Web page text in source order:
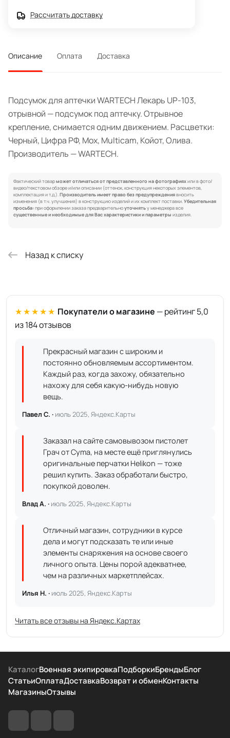
Рассчитать доставку
Описание Оплата Доставка
Подсумок для аптечки WARTECH Лекарь UP-103,
отрывной — подсумок под аптечку. Отрывное
крепление, снимается одним движением. Расцветки:
Черный, Цифра РФ, Мох, Multicam, Койот, Олива.
Производитель — WARTECH.
Фактический товарможет отличаться от представленного на фотографияхили в фото/
видео/текстовом обзоре и/или описании (оттенок, конструкция некоторых элементов,
комплектация и т.д.).Производитель имеет право без предупреждениявносить
изменения (в т.ч. улучшения) в конструкцию изделий и их комплект поставки.Убедительная
просьба: при оформлении заказа предварительноуточнятьу менеджера все
существенные и необходимые для Вас характеристики и параметры изделия.
Назад к списку
★★★★★ Покупатели о магазине — рейтинг 5,0
из 184 отзывов
Прекрасный магазин с широким и
постоянно обновляемым ассортиментом.
Каждый раз, когда захожу, обязательно
нахожу для себя какую-нибудь новую
вещь.
Павел С. · июль 2025, Яндекс.Карты
Заказал на сайте самовывозом пистолет
Грач от Cyma, на месте ещё приглянулись
оригинальные перчатки Helikon — тоже
решил купить. Заказ обработали быстро,
покупкой доволен.
Влад А. · июль 2025, Яндекс.Карты
Отличный магазин, сотрудники в курсе
дела и могут подсказать те или иные
элементы снаряжения на основе своего
личного опыта. Цены порой адекватнее,
чем на различных маркетплейсах.
Илья Н. · июль 2025, Яндекс.Карты
Читать все отзывы на Яндекс.Картах
КаталогВоенная экипировкаПодборкиБрендыБлог
СтатьиОплатаДоставкаВозврат и обменКонтакты
МагазиныОтзывы